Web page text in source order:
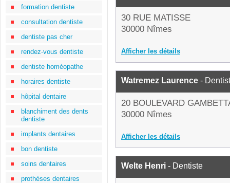
formation dentiste
consultation dentiste
dentiste pas cher
rendez-vous dentiste
dentiste homéopathe
horaires dentiste
hôpital dentaire
blanchiment des dents
dentiste
implants dentaires
bon dentiste
soins dentaires
prothèses dentaires
30 RUE MATISSE
30000 Nîmes
Afficher les détails
Watremez Laurence -
20 BOULEVARD
30000 Nîmes
Afficher les détails
Welte Henri - Dentiste